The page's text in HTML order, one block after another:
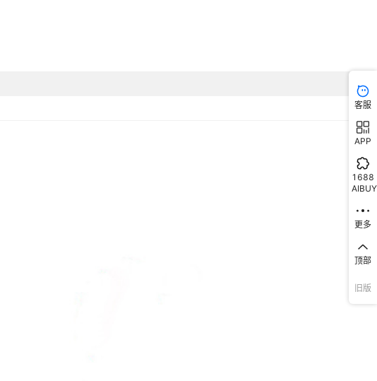
客服
APP
1688
AIBUY
更多
顶部
旧版